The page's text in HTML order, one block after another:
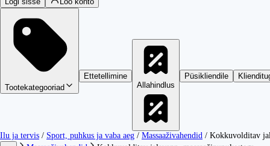
Tootekategooriad
Ettetellimine
Allahindlus
Püsikliendile
Ilu ja tervis / Sport, puhkus ja vaba aeg / Massaaživahendid / Kokkuvolditav